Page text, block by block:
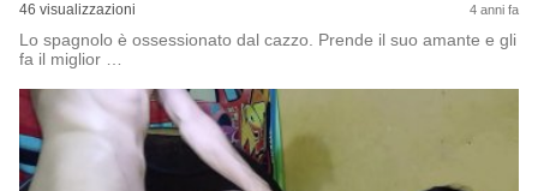
46 visualizzazioni 4 anni fa
Lo spagnolo è ossessionato dal cazzo. Prende il suo amante e gli
fa il miglior …